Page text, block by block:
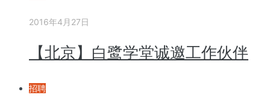
2016年4月27日
【北京】白鹭学堂诚邀工作伙伴
招聘